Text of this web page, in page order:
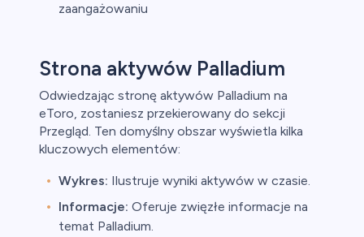
zaangażowaniu
Strona aktywów Palladium
Odwiedzając stronę aktywów Palladium na
eToro, zostaniesz przekierowany do sekcji
Przegląd. Ten domyślny obszar wyświetla kilka
kluczowych elementów:
Wykres: Ilustruje wyniki aktywów w czasie.
Informacje: Oferuje zwięzłe informacje na
temat Palladium.